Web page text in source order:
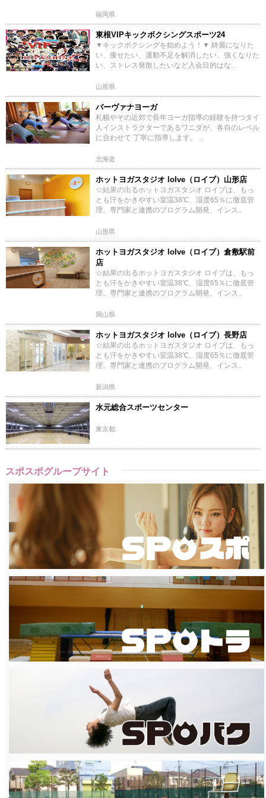
福岡県
東根VIPキックボクシングスポーツ24
▼キックボクシングを始めよう！▼ 綺麗になりた
い、痩せたい、運動不足を解消したい、強くなりた
い、ストレス発散したいなど入会目的はな..
山形県
バーヴァナヨーガ
札幌やその近郊で長年ヨーガ指導の経験を持つタイ
人インストラクターであるワニダが、各自のレベル
に合わせて 丁寧に指導します。 ..
北海道
ホットヨガスタジオ loIve（ロイブ）山形店
☆結果の出るホットヨガスタジオ ロイブは、もっ
とも汗をかきやすい室温38℃、湿度65％に徹底管
理。専門家と連携のプログラム開発、インス..
山形県
ホットヨガスタジオ loIve（ロイブ）倉敷駅前
店
☆結果の出るホットヨガスタジオ ロイブは、もっ
とも汗をかきやすい室温38℃、湿度65％に徹底管
理。専門家と連携のプログラム開発、インス..
岡山県
ホットヨガスタジオ loIve（ロイブ）長野店
☆結果の出るホットヨガスタジオ ロイブは、もっ
とも汗をかきやすい室温38℃、湿度65％に徹底管
理。専門家と連携のプログラム開発、インス..
新潟県
水元総合スポーツセンター
東京都
スポスポグループサイト